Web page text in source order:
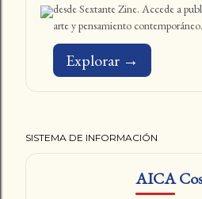
desde Sextante Zine. Accede a
arte y pensamiento contemporáneo.
Explorar →
SISTEMA DE INFORMACIÓN
AICA